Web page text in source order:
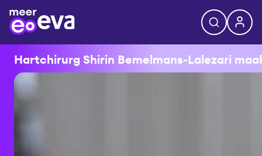
Hartchirurg Shirin Bemelmans-Lalezari